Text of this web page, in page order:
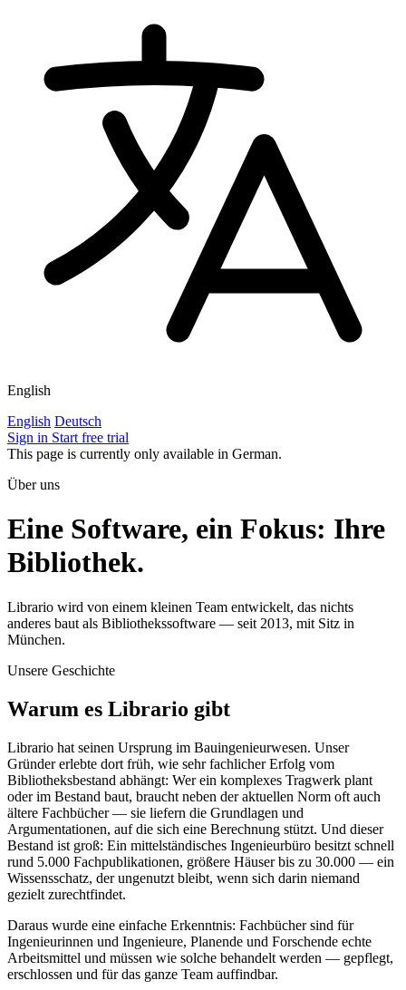
English
English Deutsch
Sign in Start free trial
This page is currently only available in German.
Über uns
Eine Software, ein Fokus: Ihre
Bibliothek.
Librario wird von einem kleinen Team entwickelt, das nichts
anderes baut als Bibliothekssoftware — seit 2013, mit Sitz in
München.
Unsere Geschichte
Warum es Librario gibt
Librario hat seinen Ursprung im Bauingenieurwesen. Unser
Gründer erlebte dort früh, wie sehr fachlicher Erfolg vom
Bibliotheksbestand abhängt: Wer ein komplexes Tragwerk plant
oder im Bestand baut, braucht neben der aktuellen Norm oft auch
ältere Fachbücher — sie liefern die Grundlagen und
Argumentationen, auf die sich eine Berechnung stützt. Und dieser
Bestand ist groß: Ein mittelständisches Ingenieurbüro besitzt schnell
rund 5.000 Fachpublikationen, größere Häuser bis zu 30.000 — ein
Wissensschatz, der ungenutzt bleibt, wenn sich darin niemand
gezielt zurechtfindet.
Daraus wurde eine einfache Erkenntnis: Fachbücher sind für
Ingenieurinnen und Ingenieure, Planende und Forschende echte
Arbeitsmittel und müssen wie solche behandelt werden — gepflegt,
erschlossen und für das ganze Team auffindbar.